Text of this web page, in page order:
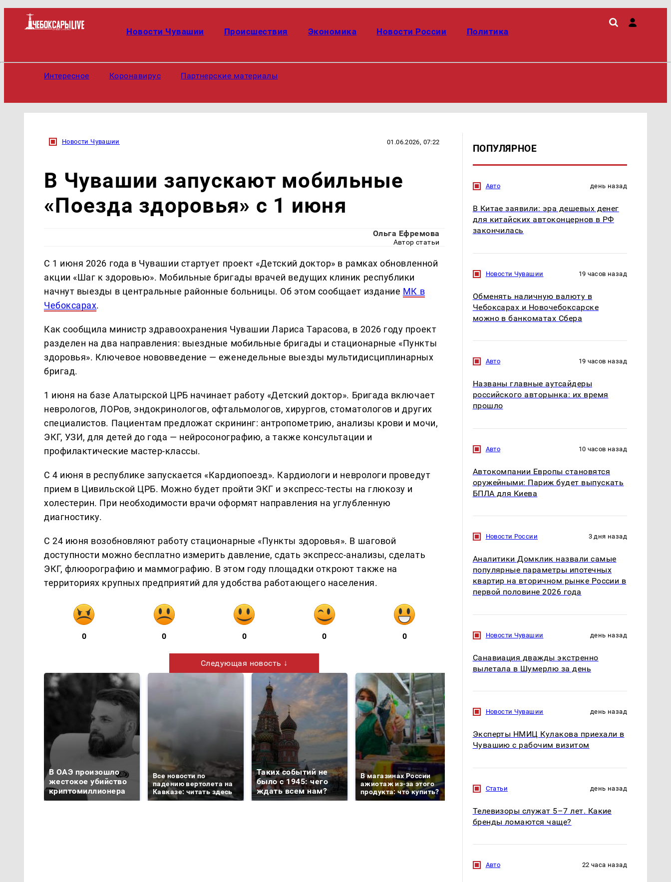
Новости Чувашии Происшествия Экономика Новости России Политика
Интересное Коронавирус Партнерские материалы
Новости Чувашии 01.06.2026, 07:22
В Чувашии запускают мобильные
«Поезда здоровья» с 1 июня
Ольга Ефремова
Автор статьи
С 1 июня 2026 года в Чувашии стартует проект «Детский доктор» в рамках обновленной
акции «Шаг к здоровью». Мобильные бригады врачей ведущих клиник республики
начнут выезды в центральные районные больницы. Об этом сообщает издание МК в
Чебоксарах.
Как сообщила министр здравоохранения Чувашии Лариса Тарасова, в 2026 году проект
разделен на два направления: выездные мобильные бригады и стационарные «Пункты
здоровья». Ключевое нововведение — еженедельные выезды мультидисциплинарных
бригад.
1 июня на базе Алатырской ЦРБ начинает работу «Детский доктор». Бригада включает
неврологов, ЛОРов, эндокринологов, офтальмологов, хирургов, стоматологов и других
специалистов. Пациентам предложат скрининг: антропометрию, анализы крови и мочи,
ЭКГ, УЗИ, для детей до года — нейросонографию, а также консультации и
профилактические мастер-классы.
С 4 июня в республике запускается «Кардиопоезд». Кардиологи и неврологи проведут
прием в Цивильской ЦРБ. Можно будет пройти ЭКГ и экспресс-тесты на глюкозу и
холестерин. При необходимости врачи оформят направления на углубленную
диагностику.
С 24 июня возобновляют работу стационарные «Пункты здоровья». В шаговой
доступности можно бесплатно измерить давление, сдать экспресс-анализы, сделать
ЭКГ, флюорографию и маммографию. В этом году площадки откроют также на
территориях крупных предприятий для удобства работающего населения.
0 0 0 0 0
Следующая новость ↓
В ОАЭ произошло
жестокое убийство
криптомиллионера
Все новости по
падению вертолета на
Кавказе: читать здесь
Таких событий не
было с 1945: чего
ждать всем нам?
В магазинах России
ажиотаж из-за этого
продукта: что купить?
миллионов рублей
ПОПУЛЯРНОЕ
Авто день назад
В Китае заявили: эра дешевых денег
для китайских автоконцернов в РФ
закончилась
Новости Чувашии 19 часов назад
Обменять наличную валюту в
Чебоксарах и Новочебоксарске
можно в банкоматах Сбера
Авто 19 часов назад
Названы главные аутсайдеры
российского авторынка: их время
прошло
Авто 10 часов назад
Автокомпании Европы становятся
оружейными: Париж будет выпускать
БПЛА для Киева
Новости России 3 дня назад
Аналитики Домклик назвали самые
популярные параметры ипотечных
квартир на вторичном рынке России в
первой половине 2026 года
Новости Чувашии день назад
Санавиация дважды экстренно
вылетала в Шумерлю за день
Новости Чувашии день назад
Эксперты НМИЦ Кулакова приехали в
Чувашию с рабочим визитом
Статьи день назад
Телевизоры служат 5–7 лет. Какие
бренды ломаются чаще?
Авто 22 часа назад